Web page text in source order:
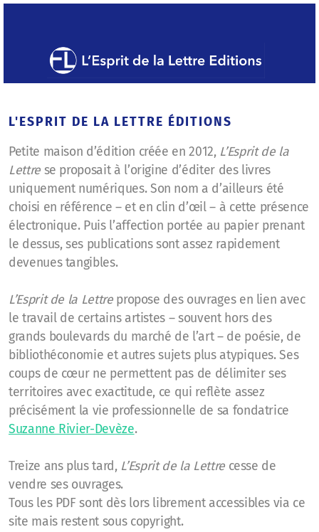
L'ESPRIT DE LA LETTRE ÉDITIONS
Petite maison d’édition créée en 2012, L’Esprit de la
Lettrese proposait à l’origine d’éditer des livres
uniquement numériques. Son nom a d’ailleurs été
choisi en référence – et en clin d’œil – à cette présence
électronique. Puis l’affection portée au papier prenant
le dessus, ses publications sont assez rapidement
devenues tangibles.
L’Esprit de la Lettrepropose des ouvrages en lien avec
le travail de certains artistes – souvent hors des
grands boulevards du marché de l’art – de poésie, de
bibliothéconomie et autres sujets plus atypiques. Ses
coups de cœur ne permettent pas de délimiter ses
territoires avec exactitude, ce qui reflète assez
précisément la vie professionnelle de sa fondatrice
Suzanne Rivier-Devèze.
Treize ans plus tard, L’Esprit de la Lettre cesse de
vendre ses ouvrages.
Tous les PDF sont dès lors librement accessibles via ce
site mais restent sous copyright.